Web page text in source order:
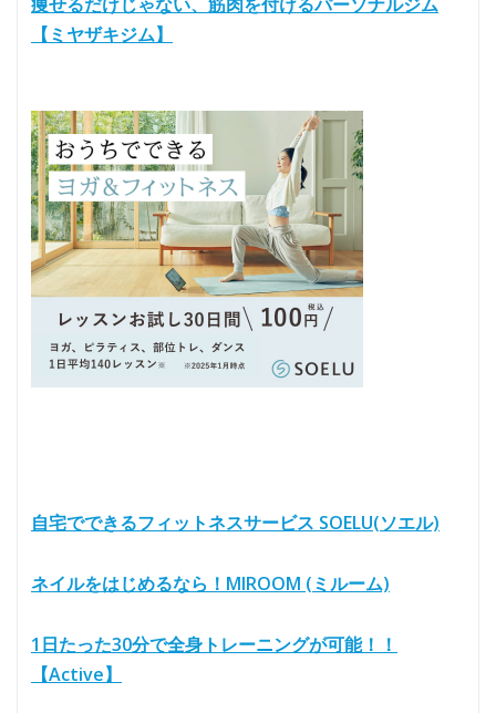
【ミヤザキジム】
自宅でできるフィットネスサービス SOELU(ソエル)
ネイルをはじめるなら！MIROOM (ミルーム)
1日たった30分で全身トレーニングが可能！！
【Active】